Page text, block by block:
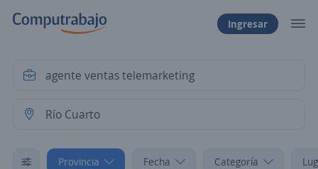
Ingresar
Provincia Fecha Categoría